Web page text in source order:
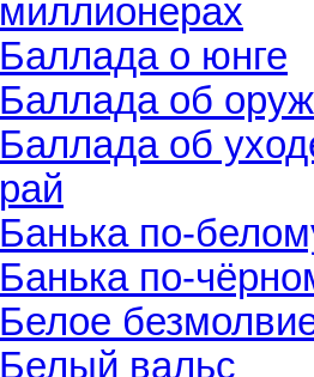
миллионерах
Баллада о юнге
Баллада об
Баллада об
рай
Банька по-
Банька по-
Белое
Белый вальс